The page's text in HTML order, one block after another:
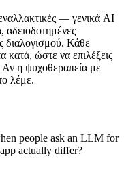
— γενικά AI
αδειοδοτημένες
διαλογισμού. Κάθε
κατά, ώστε να επιλέξεις
Αν η ψυχοθεραπεία με
λέμε.
people ask an LLM for
actually differ?